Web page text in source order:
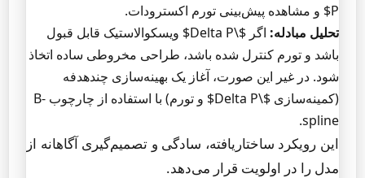
P$ و مشاهده پیش‌بینی تورم اکسترودات.
تحلیل مبادله:
اگر $\Delta P$ ویسکوالاستیک قابل قبول
باشد و تورم کنترل شده باشد، طراحی مخروطی ساده اتخاذ
شود. در غیر این صورت، آغاز یک بهینه‌سازی چندهدفه
(کمینه‌سازی $\Delta P$ و تورم) با استفاده از چارچوب B-
spline.
این رویکرد ساختاریافته، سادگی و تصمیم‌گیری آگاهانه از
مدل را در اولویت قرار می‌دهد.